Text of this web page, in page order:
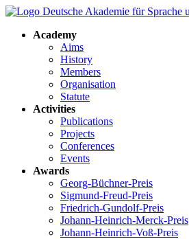
Academy
Aims
History
Members
Organisation
Statute
Activities
Publications
Projects
Conferences
Events
Awards
Georg-Büchner-Preis
Sigmund-Freud-Preis
Friedrich-Gundolf-Preis
Johann-Heinrich-Merck-Preis
Johann-Heinrich-Voß-Preis